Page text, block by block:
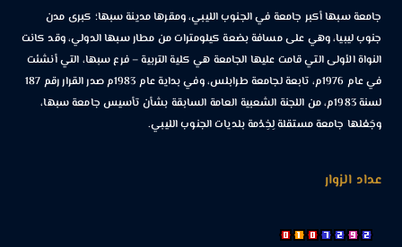
جامعة سبها أكبر جامعة في الجنوب الليبي، ومقرها مدينة سبها؛ كبرى مدن
جنوب ليبيا، وهي على مسافة بضعة كيلومترات من مطار سبها الدولي، وقد كانت
النواة الأولى التي قامت عليها الجامعة هي كلية التربية – فرع سبها، التي أنشئت
في عام 1976م، تابعة لجامعة طرابلس، وفي بداية عام 1983م صدر القرار رقم 187
لسنة 1983م، من اللجنة الشعبية العامة السابقة بشأن تأسيس جامعة سبها،
وجَعْلها جامعة مستقلة لِخِدْمة بلديات الجنوب الليبي.
عداد الزوار